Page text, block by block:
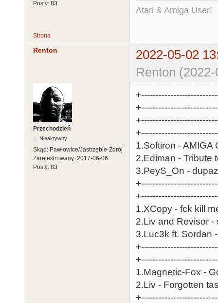
Posty: 83
Atari & Amiga User!
Strona
Renton
2022-05-02
Renton
Przechodzień
Nieaktywny
Skąd: Pawłowice/Jastrzębie-Zdrój
Zarejestrowany: 2017-06-06
Posty: 83
1.Softiron - AMIGA
2.Ediman - Tribute
3.PeyS_On -
1.XCopy - fck kill
2.Liv and Revisor -
3.Luc3k ft. Sordan
1.Magnetic-Fox -
2.Liv - Forgotten